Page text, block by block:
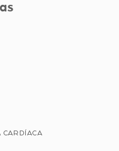
CARDÍACA